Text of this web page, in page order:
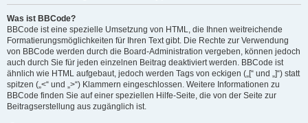
Was ist BBCode?
BBCode ist eine spezielle Umsetzung von HTML, die Ihnen weitreichende
Formatierungsmöglichkeiten für Ihren Text gibt. Die Rechte zur Verwendung
von BBCode werden durch die Board-Administration vergeben, können jedoch
auch durch Sie für jeden einzelnen Beitrag deaktiviert werden. BBCode ist
ähnlich wie HTML aufgebaut, jedoch werden Tags von eckigen („[“ und „]“) statt
spitzen („<“ und „>“) Klammern eingeschlossen. Weitere Informationen zu
BBCode finden Sie auf einer speziellen Hilfe-Seite, die von der Seite zur
Beitragserstellung aus zugänglich ist.